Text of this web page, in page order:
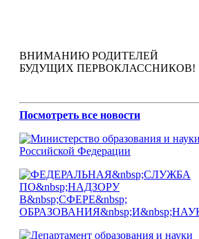
ВНИМАНИЮ РОДИТЕЛЕЙ
БУДУЩИХ ПЕРВОКЛАССНИКОВ!
Посмотреть все новости